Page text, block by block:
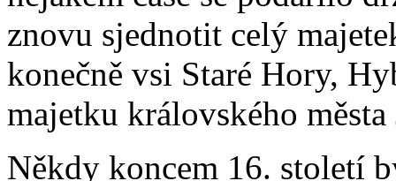
znovu sjednotit celý
konečně vsi Staré Hory,
majetku královského
Někdy koncem 16. století